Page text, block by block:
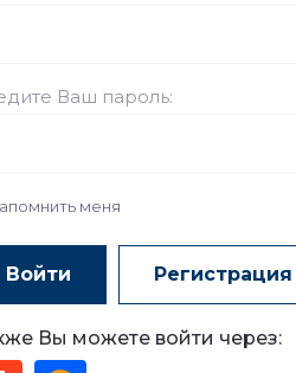
Ваш пароль:
меня
Войти Регистрация
Вы можете войти через: